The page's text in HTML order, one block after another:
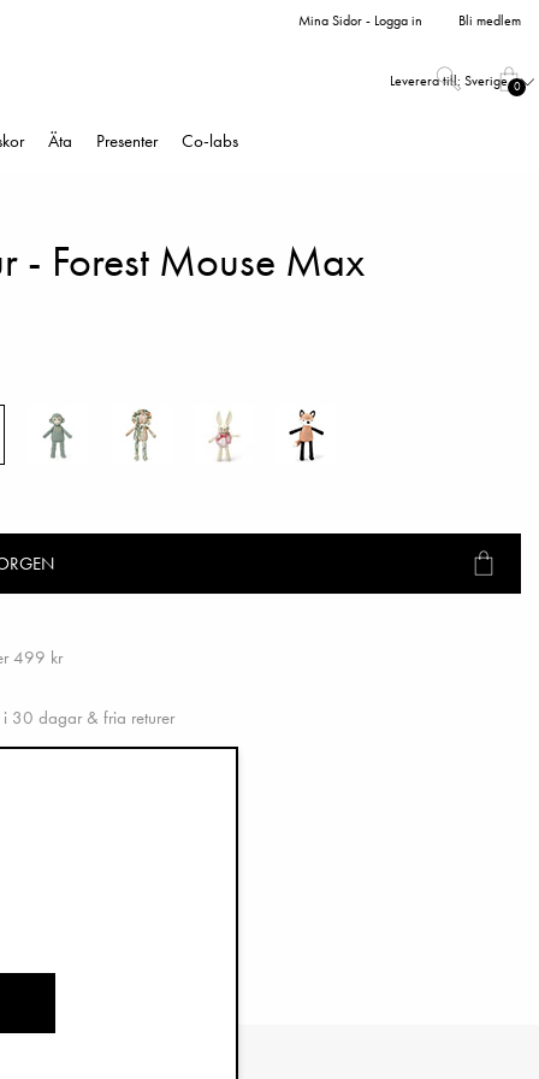
Mina Sidor - Logga in Bli medlem
Leverera till: Sverige 0
Äta Presenter Co-labs
- Forest Mouse Max
499 kr
30 dagar & fria returer